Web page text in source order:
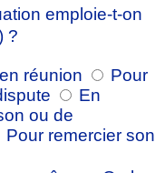
emploie-t-on
?
réunion
Pour
En
ou de
Pour remercier son